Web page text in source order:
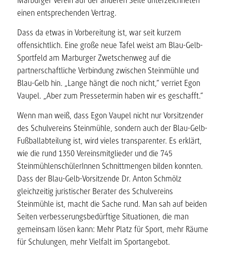
einen entsprechenden Vertrag.
Dass da etwas in Vorbereitung ist, war seit kurzem
offensichtlich. Eine große neue Tafel weist am Blau-Gelb-
Sportfeld am Marburger Zwetschenweg auf die
partnerschaftliche Verbindung zwischen Steinmühle und
Blau-Gelb hin. „Lange hängt die noch nicht,“ verriet Egon
Vaupel. „Aber zum Pressetermin haben wir es geschafft.“
Wenn man weiß, dass Egon Vaupel nicht nur Vorsitzender
des Schulvereins Steinmühle, sondern auch der Blau-Gelb-
Fußballabteilung ist, wird vieles transparenter. Es erklärt,
wie die rund 1350 Vereinsmitglieder und die 745
SteinmühlenschülerInnen Schnittmengen bilden konnten.
Dass der Blau-Gelb-Vorsitzende Dr. Anton Schmölz
gleichzeitig juristischer Berater des Schulvereins
Steinmühle ist, macht die Sache rund. Man sah auf beiden
Seiten verbesserungsbedürftige Situationen, die man
gemeinsam lösen kann: Mehr Platz für Sport, mehr Räume
für Schulungen, mehr Vielfalt im Sportangebot.